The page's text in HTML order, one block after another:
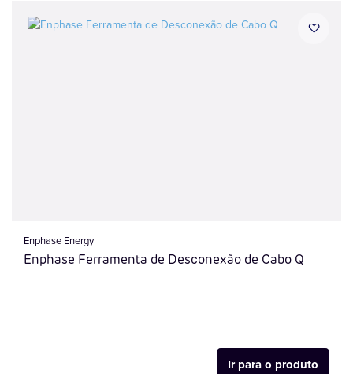
Enphase Energy
Enphase Ferramenta de Desconexão de Cabo Q
Ir para o produto